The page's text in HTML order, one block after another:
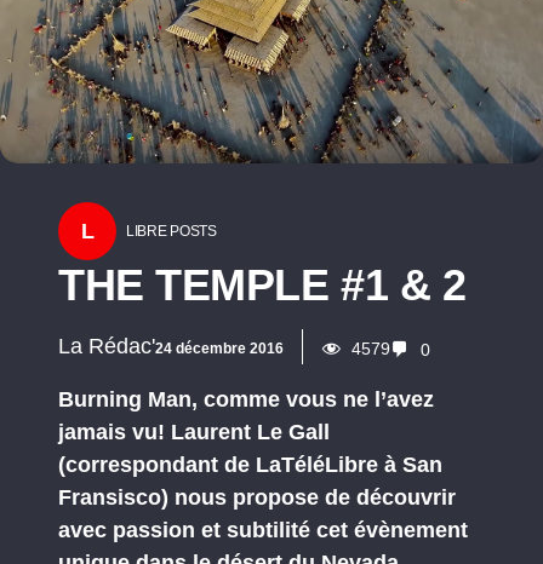
L LIBRE POSTS
THE TEMPLE #1 & 2
La Rédac'24 décembre 2016 4579 0
Burning Man, comme vous ne l’avez
jamais vu! Laurent Le Gall
(correspondant de LaTéléLibre à San
Fransisco) nous propose de découvrir
avec passion et subtilité cet évènement